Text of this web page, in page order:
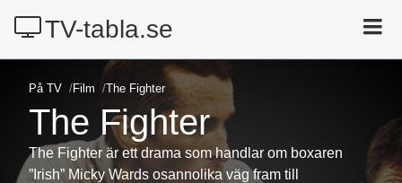
TV-tabla.se
Radio
Kanaler
Film
På TV Film The Fighter
The Fighter
The Fighter är ett drama som handlar om boxaren
”Irish” Micky Wards osannolika väg fram till